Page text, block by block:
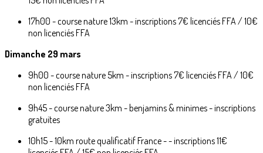
17h00 - course nature 13km - inscriptions 7€ licenciés FFA / 10€
non licenciés FFA
Dimanche 29 mars
9h00 - course nature 5km - inscriptions 7€ licenciés FFA / 10€
non licenciés FFA
9h45 - course nature 3km - benjamins & minimes - inscriptions
gratuites
10h15 - 10km route qualificatif France - - inscriptions 11€